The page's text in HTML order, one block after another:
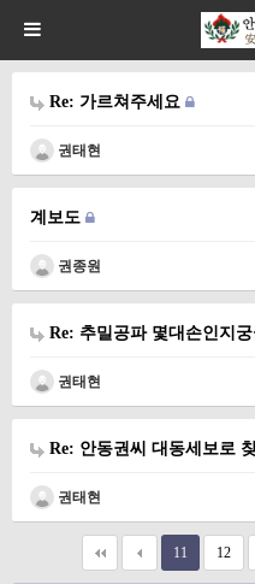
Re: 가르쳐주세요
권태현
계보도
권종원
Re: 추밀공파 몇대손인지
권태현
Re: 안동권씨 대동세보로
권태현
11 12